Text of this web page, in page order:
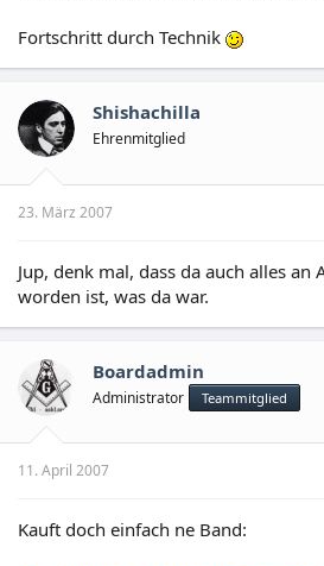
Fortschritt durch Technik
Shishachilla
Ehrenmitglied
23. März 2007
Jup, denk mal, dass da auch alles an
worden ist, was da war.
Boardadmin
Administrator Teammitglied
11. April 2007
Kauft doch einfach ne Band: